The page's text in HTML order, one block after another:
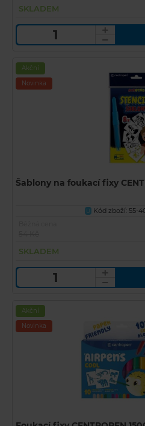
SKLADEM
Akční
Novinka
Šablony na foukací fixy
U
Kód zboží: 55-
SKLADEM
Akční
Novinka